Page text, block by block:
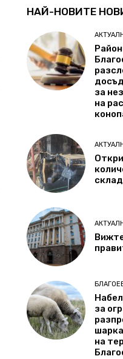
НАЙ-НОВИТЕ
за
на
за
на